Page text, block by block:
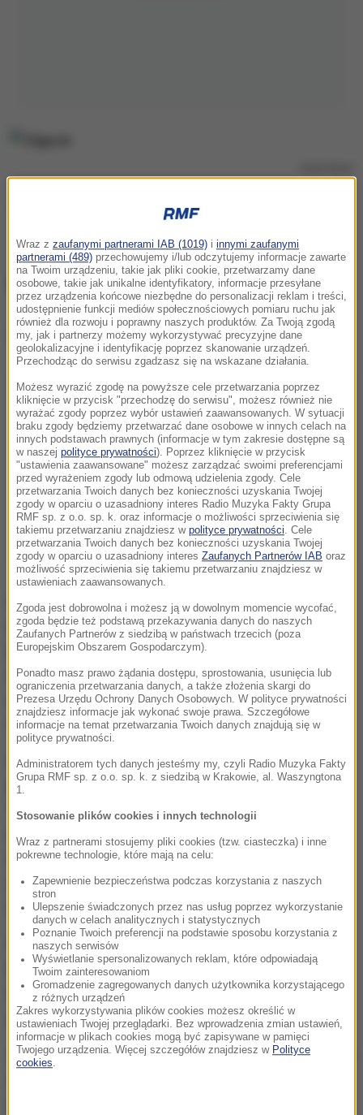
Najnowsze informacje z kraju i ze świata
Plan ma poparcie Kijowa
Dalsza część artykułu pod materiałem video:
Przywódcy krajów unijnych rozważają podjęcie
negocjacji pokojowych z Putinem, ponieważ
państwa Wspólnoty są coraz bardziej sfrustrowane
rozmowami, jakie w tej sprawie prowadzi
administracja prezydenta USA Donalda Trumpa -
wyjaśnia brytyjski dziennik.
Antonio Costa powiadomił, że konsultuje się z
przywódcami krajów unijnych w poszukiwaniu
"najlepszej metody, by zorganizować się i
zorientować, co w praktyce jest potrzebne, aby
rozmawiać z Rosją, kiedy przyjdzie na to właściwy
czas". Zapewnił też, że plan popiera prezydent
Ukrainy Wołodymyr Zełenski.
Podczas szczytu UE, który odbył się w kwietniu na
Cyprze, prezydent Zełenski "zachęcił nas, abyśmy
byli przygotowani, by w konstruktywny sposób
przyłączyć się do negocjacji" - dodał Costa.
Zastrzegł jednak, że "nikt nie zaobserwował żadnych
Wraz z zaufanymi partnerami IAB (1019) i innymi zaufanymi
partnerami (489) przechowujemy i/lub odczytujemy informacje zawarte
na Twoim urządzeniu, takie jak pliki cookie, przetwarzamy dane
osobowe, takie jak unikalne identyfikatory, informacje przesyłane
przez urządzenia końcowe niezbędne do personalizacji reklam i treści,
udostępnienie funkcji mediów społecznościowych pomiaru ruchu jak
również dla rozwoju i poprawny naszych produktów. Za Twoją zgodą
my, jak i partnerzy możemy wykorzystywać precyzyjne dane
geolokalizacyjne i identyfikację poprzez skanowanie urządzeń.
Przechodząc do serwisu zgadzasz się na wskazane działania.
Możesz wyrazić zgodę na powyższe cele przetwarzania poprzez
kliknięcie w przycisk "przechodzę do serwisu", możesz również nie
wyrażać zgody poprzez wybór ustawień zaawansowanych. W sytuacji
braku zgody będziemy przetwarzać dane osobowe w innych celach na
innych podstawach prawnych (informacje w tym zakresie dostępne są
w naszej polityce prywatności). Poprzez kliknięcie w przycisk
"ustawienia zaawansowane" możesz zarządzać swoimi preferencjami
przed wyrażeniem zgody lub odmową udzielenia zgody. Cele
przetwarzania Twoich danych bez konieczności uzyskania Twojej
zgody w oparciu o uzasadniony interes Radio Muzyka Fakty Grupa
RMF sp. z o.o. sp. k. oraz informacje o możliwości sprzeciwienia się
takiemu przetwarzaniu znajdziesz w polityce prywatności. Cele
przetwarzania Twoich danych bez konieczności uzyskania Twojej
zgody w oparciu o uzasadniony interes Zaufanych Partnerów IAB oraz
możliwość sprzeciwienia się takiemu przetwarzaniu znajdziesz w
ustawieniach zaawansowanych.
Zgoda jest dobrowolna i możesz ją w dowolnym momencie wycofać,
zgoda będzie też podstawą przekazywania danych do naszych
Zaufanych Partnerów z siedzibą w państwach trzecich (poza
Europejskim Obszarem Gospodarczym).
Ponadto masz prawo żądania dostępu, sprostowania, usunięcia lub
ograniczenia przetwarzania danych, a także złożenia skargi do
Prezesa Urzędu Ochrony Danych Osobowych. W polityce prywatności
znajdziesz informacje jak wykonać swoje prawa. Szczegółowe
informacje na temat przetwarzania Twoich danych znajdują się w
polityce prywatności.
Administratorem tych danych jesteśmy my, czyli Radio Muzyka Fakty
Grupa RMF sp. z o.o. sp. k. z siedzibą w Krakowie, al. Waszyngtona
1.
Stosowanie plików cookies i innych technologii
Wraz z partnerami stosujemy pliki cookies (tzw. ciasteczka) i inne
pokrewne technologie, które mają na celu:
Zapewnienie bezpieczeństwa podczas korzystania z naszych
stron
Ulepszenie świadczonych przez nas usług poprzez wykorzystanie
danych w celach analitycznych i statystycznych
Poznanie Twoich preferencji na podstawie sposobu korzystania z
naszych serwisów
Wyświetlanie spersonalizowanych reklam, które odpowiadają
Twoim zainteresowaniom
Gromadzenie zagregowanych danych użytkownika korzystającego
z różnych urządzeń
Zakres wykorzystywania plików cookies możesz określić w
ustawieniach Twojej przeglądarki. Bez wprowadzenia zmian ustawień,
informacje w plikach cookies mogą być zapisywane w pamięci
Twojego urządzenia. Więcej szczegółów znajdziesz w Polityce
cookies.